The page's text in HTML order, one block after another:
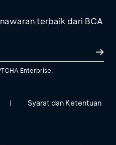
terbaik dari BCA
Enterprise.
| Syarat dan Ketentuan